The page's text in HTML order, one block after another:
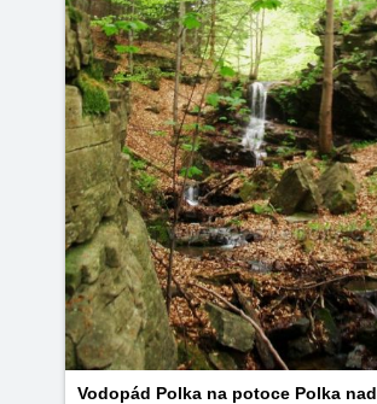
Vodopád Polka na potoce Polka nad